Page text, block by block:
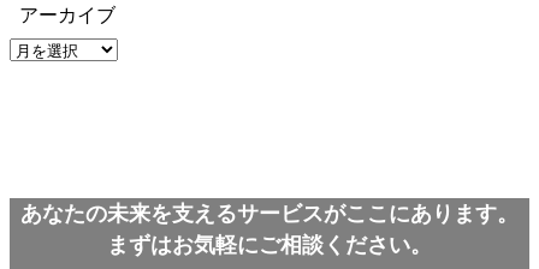
アーカイブ
ア
あなたの未来を支えるサービスがここにあります。
まずはお気軽にご相談ください。